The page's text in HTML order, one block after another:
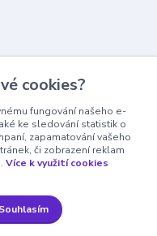
cookies?
fungování našeho e-
ke sledování statistik o
zapamatování vašeho
či zobrazení reklam
Více k využití cookies
Souhlasím